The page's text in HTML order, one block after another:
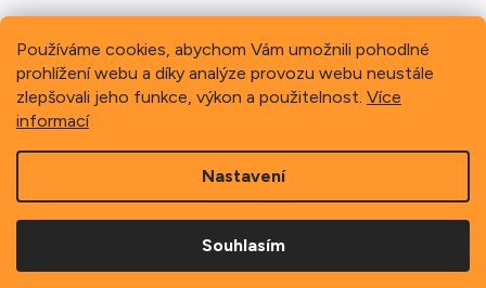
Používáme cookies, abychom Vám umožnili pohodlné
prohlížení webu a díky analýze provozu webu neustále
zlepšovali jeho funkce, výkon a použitelnost. Více
informací
Nastavení
Souhlasím
Previous
Copyright 2026Schindler, spol. s r.o.. Všechna práva